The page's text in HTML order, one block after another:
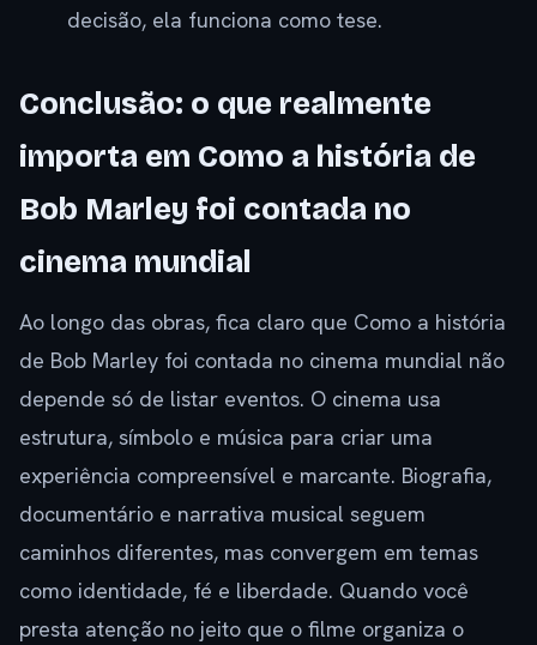
decisão, ela funciona como tese.
Conclusão: o que realmente
importa em Como a história de
Bob Marley foi contada no
cinema mundial
Ao longo das obras, fica claro que Como a história
de Bob Marley foi contada no cinema mundial não
depende só de listar eventos. O cinema usa
estrutura, símbolo e música para criar uma
experiência compreensível e marcante. Biografia,
documentário e narrativa musical seguem
caminhos diferentes, mas convergem em temas
como identidade, fé e liberdade. Quando você
presta atenção no jeito que o filme organiza o